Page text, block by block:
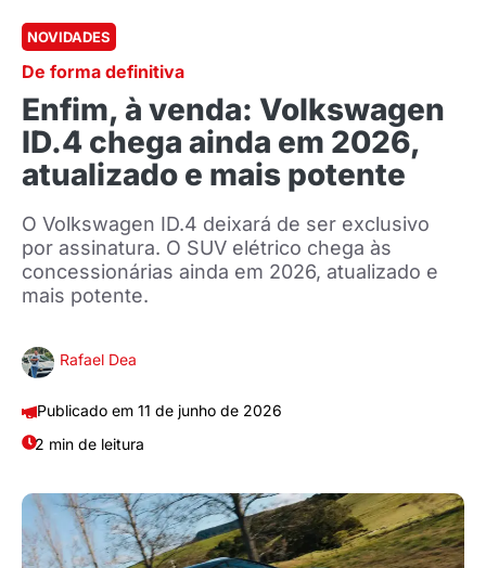
NOVIDADES
De forma definitiva
Enfim, à venda: Volkswagen
ID.4 chega ainda em 2026,
atualizado e mais potente
O Volkswagen ID.4 deixará de ser exclusivo
por assinatura. O SUV elétrico chega às
concessionárias ainda em 2026, atualizado e
mais potente.
Rafael Dea
11 de junho de 2026
2 min de leitura